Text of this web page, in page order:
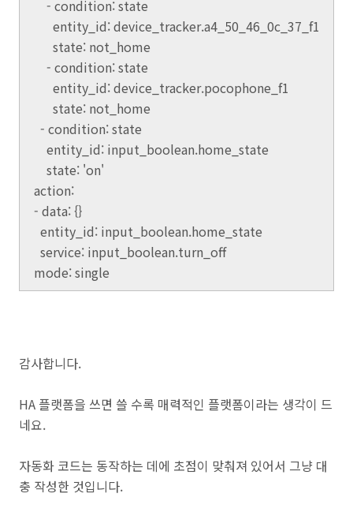
- condition: state
entity_id: device_tracker.a4_50_46_0c_37_f1
state: not_home
- condition: state
entity_id: device_tracker.pocophone_f1
state: not_home
- condition: state
entity_id: input_boolean.home_state
state: 'on'
action:
- data: {}
entity_id: input_boolean.home_state
service: input_boolean.turn_off
mode: single
감사합니다.
HA 플랫폼을 쓰면 쓸 수록 매력적인 플랫폼이라는 생각이 드
네요.
자동화 코드는 동작하는 데에 초점이 맞춰져 있어서 그냥 대
충 작성한 것입니다.